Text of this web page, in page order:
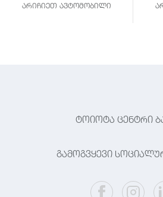
არიჩიეთ ავტომობილი
ტოიოტა ცენტრი
გამოგვყევი